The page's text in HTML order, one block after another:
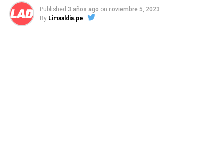
Published 3 años ago on noviembre 5, 2023
By Limaaldia.pe